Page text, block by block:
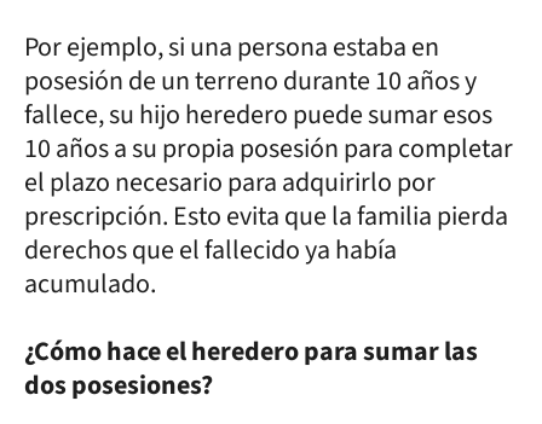
Por ejemplo, si una persona estaba en
posesión de un terreno durante 10 años y
fallece, su hijo heredero puede sumar esos
10 años a su propia posesión para completar
el plazo necesario para adquirirlo por
prescripción. Esto evita que la familia pierda
derechos que el fallecido ya había
acumulado.
¿Cómo hace el heredero para sumar las
dos posesiones?